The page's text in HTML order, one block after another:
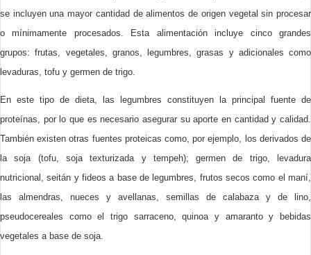
se incluyen una mayor cantidad de alimentos de origen vegetal sin procesar
o mínimamente procesados. Esta alimentación incluye cinco grandes
grupos: frutas, vegetales, granos, legumbres, grasas y adicionales como
levaduras, tofu y germen de trigo.
En este tipo de dieta, las legumbres constituyen la principal fuente de
proteínas, por lo que es necesario asegurar su aporte en cantidad y calidad.
También existen otras fuentes proteicas como, por ejemplo, los derivados de
la soja (tofu, soja texturizada y tempeh); germen de trigo, levadura
nutricional, seitán y fideos a base de legumbres, frutos secos como el maní,
las almendras, nueces y avellanas, semillas de calabaza y de lino,
pseudocereales como el trigo sarraceno, quinoa y amaranto y bebidas
vegetales a base de soja.